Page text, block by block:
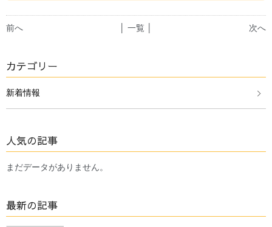
前へ 次へ
│ 一覧 │
カテゴリー
新着情報
人気の記事
まだデータがありません。
最新の記事